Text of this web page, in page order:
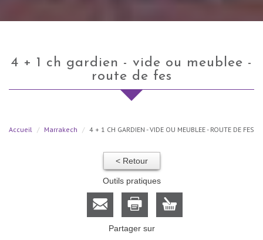
4 + 1 ch gardien - vide ou meublee -
route de fes
Accueil Marrakech 4 + 1 CH GARDIEN - VIDE OU MEUBLEE - ROUTE DE FES
< Retour
Outils pratiques
Partager sur